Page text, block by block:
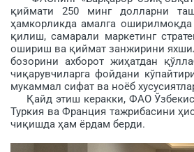
қиймати 250 минг долларни
ҳамкорликда амалга
қилиш, самарали маркетинг
ошириш ва қиймат занжирини
бозорини ахборот жиҳатдан
чиқарувчиларга фойдани
мукаммал сифат ва ноёб
Қайд этиш керакки, ФАО
Туркия ва Франция тажрибасини
чиқишда ҳам ёрдам берди.